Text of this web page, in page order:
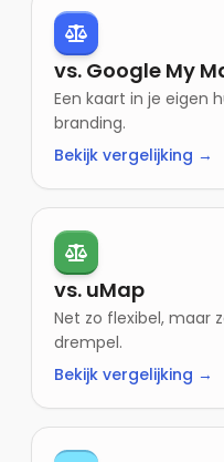
vs. Google My
Een kaart in je eigen
branding.
Bekijk vergelijking →
vs. uMap
Net zo flexibel, maar
drempel.
Bekijk vergelijking →